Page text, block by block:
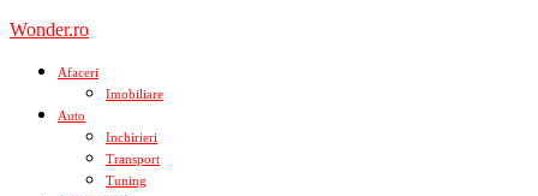
Skip
content
Wonder.ro
Afaceri
Imobiliare
Auto
Inchirieri
Transport
Tuning